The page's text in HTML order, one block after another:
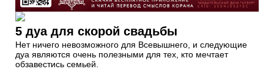
5 дуа для скорой свадьбы
Нет ничего невозможного для Всевышнего, и следующие
дуа являются очень полезными для тех, кто мечтает
обзавестись семьей.